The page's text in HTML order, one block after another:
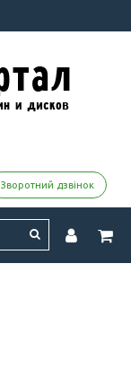
Зворотний дзвінок